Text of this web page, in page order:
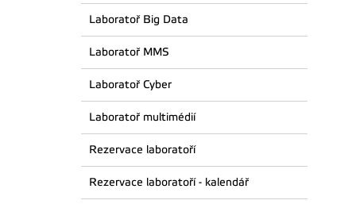
Laboratoř Big Data
Laboratoř MMS
Laboratoř Cyber
Laboratoř multimédií
Rezervace laboratoří
Rezervace laboratoří - kalendář